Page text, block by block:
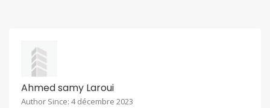
Ahmed samy Laroui
Author Since: 4 décembre 2023